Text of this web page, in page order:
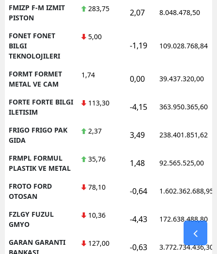
FMIZP F-M IZMIT
PISTON
283,75 2,07 8.048.478,50
FONET FONET
BILGI
TEKNOLOJILERI
5,00
-1,19 109.028.768,84
FORMT FORMET
METAL VE CAM
1,74 0,00 39.437.320,00
FORTE FORTE BILGI
ILETISIM
113,30 -4,15 363.950.365,60
FRIGO FRIGO PAK
GIDA
2,37 3,49 238.401.851,62
FRMPL FORMUL
PLASTIK VE METAL
35,76 1,48 92.565.525,00
FROTO FORD
OTOSAN
78,10 -0,64 1.602.362.688,95
FZLGY FUZUL
GMYO
10,36 -4,43 172.638.488,80
GARAN GARANTI
BANKASI
127,00 -0,63 3.772.734.436,30